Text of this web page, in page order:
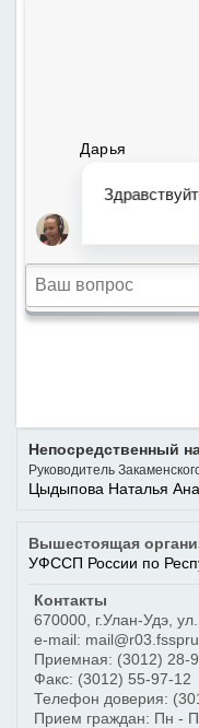
Непосредственный
Руководитель
Цыдыпова Наталья
Вышестоящая
УФССП России по
Контакты
670000 г.Улан-Удэ
e-mail:
Приемная: (3012) 28-
Факс: (3012) 55-97-12
Телефон доверия:
Прием граждан: Пн -